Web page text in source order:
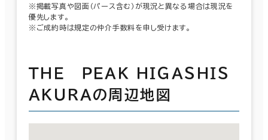
※掲載写真や図面（パース含む）が現況と異なる場合は現況を
優先します。
※ご成約時は規定の仲介手数料を申し受けます。
ＴＨＥ ＰＥＡＫ ＨＩＧＡＳＨＩＳ
ＡＫＵＲＡの周辺地図